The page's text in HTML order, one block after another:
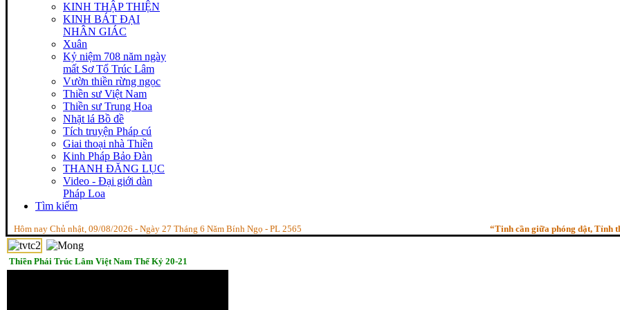
KINH THẬP THIỆN
KINH BÁT ĐẠI
NHÂN GIÁC
Xuân
Kỷ niệm 708 năm ngày
mất Sơ Tổ Trúc Lâm
Vườn thiền rừng ngọc
Thiền sư Việt Nam
Thiền sư Trung Hoa
Nhặt lá Bồ đề
Tích truyện Pháp cú
Giai thoại nhà Thiền
Kinh Pháp Bảo Đàn
THANH ĐĂNG LỤC
Video - Đại giới dàn
Pháp Loa
Tìm kiếm
Hôm nay Chủ nhật, 09/08/2026 - Ngày 27 Tháng 6 Năm Bính Ngọ - PL 2565 “Tinh cần giữa phóng dật, Tỉnh thức
Thiền Phái Trúc Lâm Việt Nam Thế Kỷ 20-21